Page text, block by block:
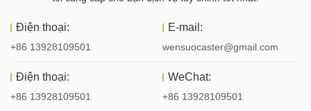
Điện thoại:
+86 13928109501
E-mail:
wensuocaster@gmail.com
Điện thoại:
+86 13928109501
WeChat:
+86 13928109501